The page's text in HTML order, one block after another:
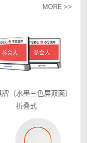
MORE >>
（水墨三色屏双面）
折叠式